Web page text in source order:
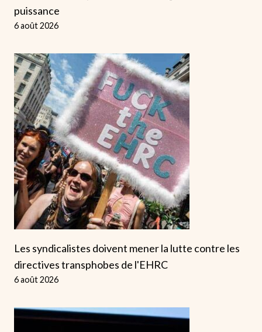
puissance
6 août 2026
Les syndicalistes doivent mener la lutte contre les
directives transphobes de l'EHRC
6 août 2026